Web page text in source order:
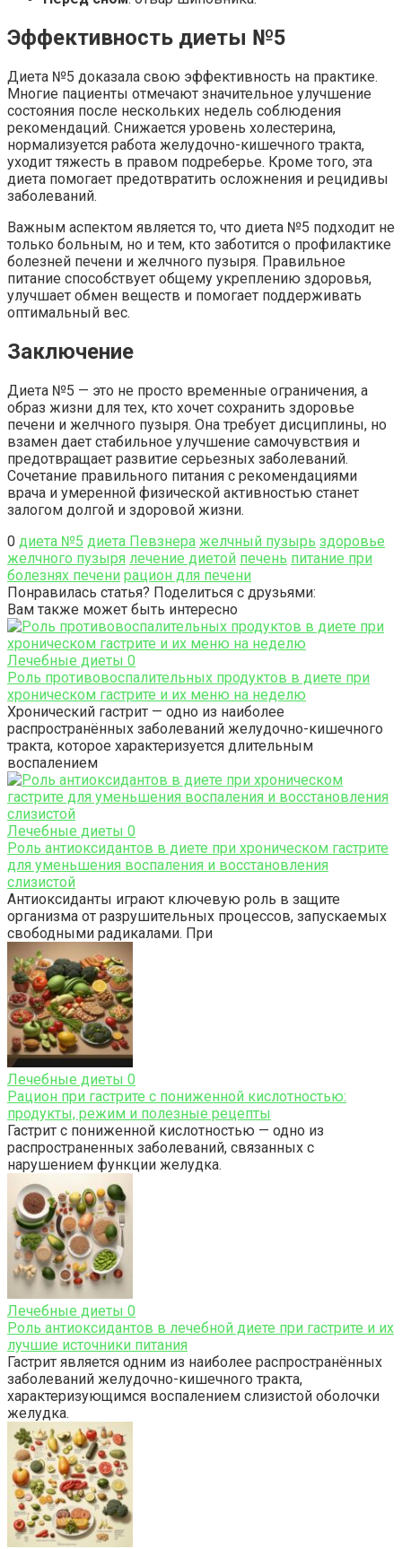
Эффективность диеты №5
Диета №5 доказала свою эффективность на практике.
Многие пациенты отмечают значительное улучшение
состояния после нескольких недель соблюдения
рекомендаций. Снижается уровень холестерина,
нормализуется работа желудочно-кишечного тракта,
уходит тяжесть в правом подреберье. Кроме того, эта
диета помогает предотвратить осложнения и рецидивы
заболеваний.
Важным аспектом является то, что диета №5 подходит не
только больным, но и тем, кто заботится о профилактике
болезней печени и желчного пузыря. Правильное
питание способствует общему укреплению здоровья,
улучшает обмен веществ и помогает поддерживать
оптимальный вес.
Заключение
Диета №5 — это не просто временные ограничения, а
образ жизни для тех, кто хочет сохранить здоровье
печени и желчного пузыря. Она требует дисциплины, но
взамен дает стабильное улучшение самочувствия и
предотвращает развитие серьезных заболеваний.
Сочетание правильного питания с рекомендациями
врача и умеренной физической активностью станет
залогом долгой и здоровой жизни.
0 диета №5 диета Певзнера желчный пузырь здоровье
желчного пузыря лечение диетой печень питание при
болезнях печени рацион для печени
Понравилась статья? Поделиться с друзьями:
Вам также может быть интересно
Лечебные диеты 0
Роль противовоспалительных продуктов в диете при
хроническом гастрите и их меню на неделю
Хронический гастрит — одно из наиболее
распространённых заболеваний желудочно-кишечного
тракта, которое характеризуется длительным
воспалением
Лечебные диеты 0
Роль антиоксидантов в диете при хроническом гастрите
для уменьшения воспаления и восстановления
слизистой
Антиоксиданты играют ключевую роль в защите
организма от разрушительных процессов, запускаемых
свободными радикалами. При
Лечебные диеты 0
Рацион при гастрите с пониженной кислотностью:
продукты, режим и полезные рецепты
Гастрит с пониженной кислотностью — одно из
распространенных заболеваний, связанных с
нарушением функции желудка.
Лечебные диеты 0
Роль антиоксидантов в лечебной диете при гастрите и их
лучшие источники питания
Гастрит является одним из наиболее распространённых
заболеваний желудочно-кишечного тракта,
характеризующимся воспалением слизистой оболочки
желудка.